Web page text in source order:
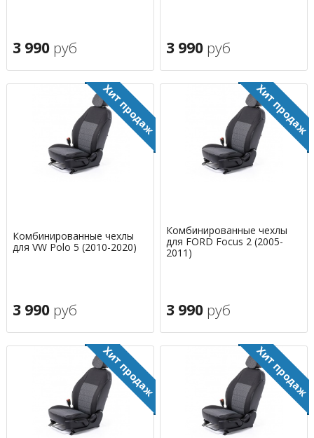
3 990 руб 3 990 руб
Комбинированные чехлы
для VW Polo 5 (2010-2020)
3 990 руб
Комбинированные чехлы
для FORD Focus 2 (2005-
2011)
3 990 руб